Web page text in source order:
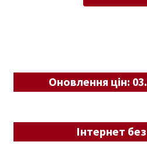
Оновлення цін:
Інтернет